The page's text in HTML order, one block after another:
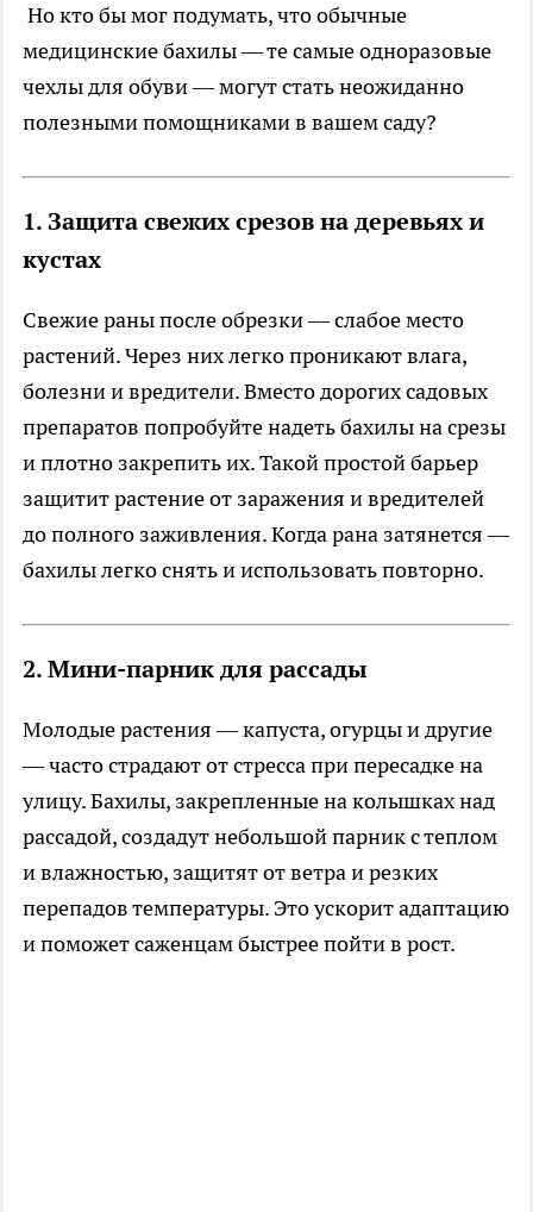
Но кто бы мог подумать, что обычные
медицинские бахилы — те самые одноразовые
чехлы для обуви — могут стать неожиданно
полезными помощниками в вашем саду?
1. Защита свежих срезов на деревьях и
кустах
Свежие раны после обрезки — слабое место
растений. Через них легко проникают влага,
болезни и вредители. Вместо дорогих садовых
препаратов попробуйте надеть бахилы на срезы
и плотно закрепить их. Такой простой барьер
защитит растение от заражения и вредителей
до полного заживления. Когда рана затянется —
бахилы легко снять и использовать повторно.
2. Мини-парник для рассады
Молодые растения — капуста, огурцы и другие
— часто страдают от стресса при пересадке на
улицу. Бахилы, закрепленные на колышках над
рассадой, создадут небольшой парник с теплом
и влажностью, защитят от ветра и резких
перепадов температуры. Это ускорит адаптацию
и поможет саженцам быстрее пойти в рост.